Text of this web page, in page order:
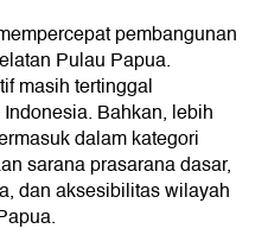
pembangunan
Pulau Papua.
masih tertinggal
Bahkan, lebih
dalam kategori
sarana prasarana dasar,
dan aksesibilitas wilayah